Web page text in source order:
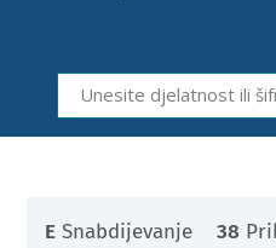
E Snabdijevanje
38